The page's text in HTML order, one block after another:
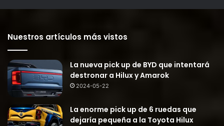
Nuestros artículos más vistos
La nueva pick up de BYD que intentará
destronar a Hilux y Amarok
2024-05-22
La enorme pick up de 6 ruedas que
dejaría pequeña a la Toyota Hilux